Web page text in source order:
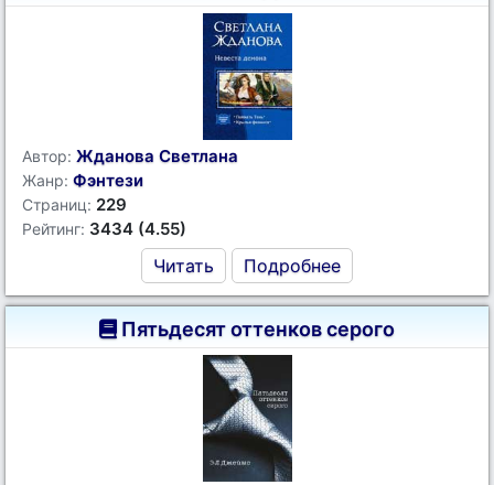
Автор: Жданова Светлана
Жанр: Фэнтези
Страниц: 229
Рейтинг: 3434 (4.55)
Читать Подробнее
Пятьдесят оттенков серого